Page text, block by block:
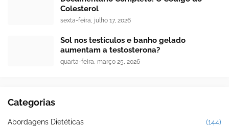
Colesterol
sexta-feira, julho 17, 2026
Sol nos testículos e banho gelado
aumentam a testosterona?
quarta-feira, março 25, 2026
Categorias
Abordagens Dietéticas (144)